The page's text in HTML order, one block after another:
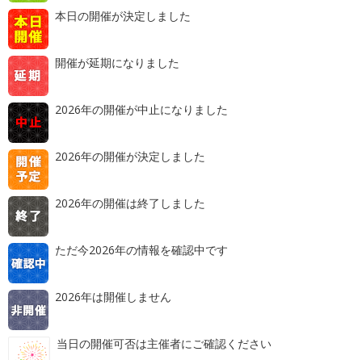
本日の開催が決定しました
開催が延期になりました
2026年の開催が中止になりました
2026年の開催が決定しました
2026年の開催は終了しました
ただ今2026年の情報を確認中です
2026年は開催しません
当日の開催可否は主催者にご確認ください